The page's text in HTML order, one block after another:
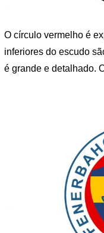
O círculo vermelho é
inferiores do escudo
é grande e detalhado.